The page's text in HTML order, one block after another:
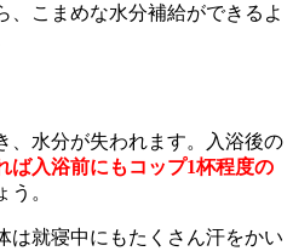
、こまめな水分補給ができるよ
、水分が失われます。入浴後の
ば入浴前にもコップ1杯程度の
う。
は就寝中にもたくさん汗をかい